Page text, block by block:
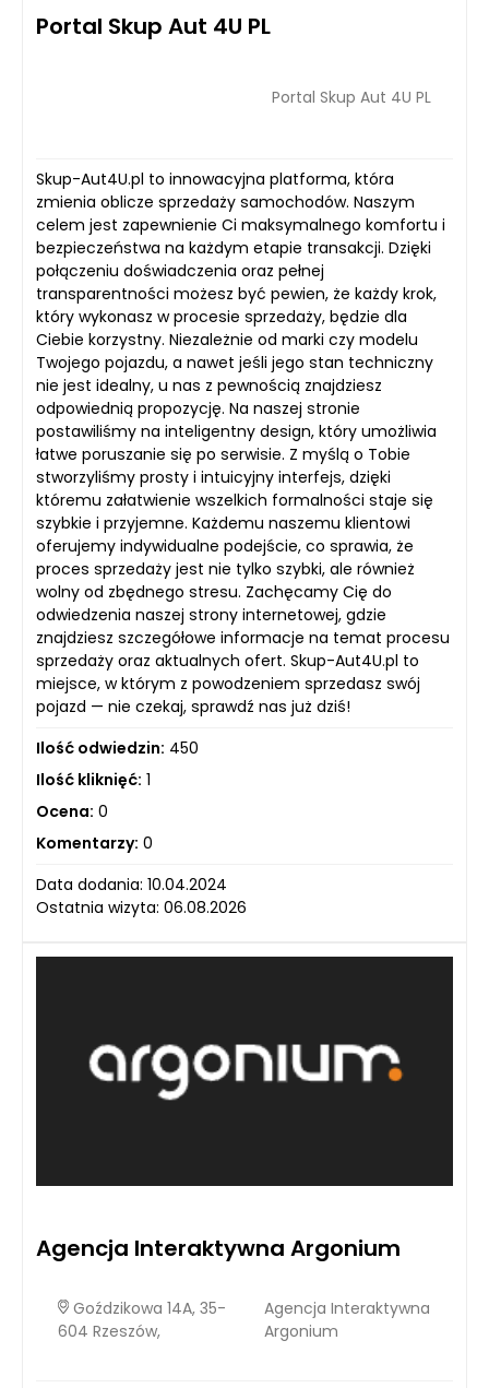
Portal Skup Aut 4U PL
Portal Skup Aut 4U PL
Skup-Aut4U.pl to innowacyjna platforma, która
zmienia oblicze sprzedaży samochodów. Naszym
celem jest zapewnienie Ci maksymalnego komfortu i
bezpieczeństwa na każdym etapie transakcji. Dzięki
połączeniu doświadczenia oraz pełnej
transparentności możesz być pewien, że każdy krok,
który wykonasz w procesie sprzedaży, będzie dla
Ciebie korzystny. Niezależnie od marki czy modelu
Twojego pojazdu, a nawet jeśli jego stan techniczny
nie jest idealny, u nas z pewnością znajdziesz
odpowiednią propozycję. Na naszej stronie
postawiliśmy na inteligentny design, który umożliwia
łatwe poruszanie się po serwisie. Z myślą o Tobie
stworzyliśmy prosty i intuicyjny interfejs, dzięki
któremu załatwienie wszelkich formalności staje się
szybkie i przyjemne. Każdemu naszemu klientowi
oferujemy indywidualne podejście, co sprawia, że
proces sprzedaży jest nie tylko szybki, ale również
wolny od zbędnego stresu. Zachęcamy Cię do
odwiedzenia naszej strony internetowej, gdzie
znajdziesz szczegółowe informacje na temat procesu
sprzedaży oraz aktualnych ofert. Skup-Aut4U.pl to
miejsce, w którym z powodzeniem sprzedasz swój
pojazd — nie czekaj, sprawdź nas już dziś!
Ilość odwiedzin: 450
Ilość kliknięć: 1
Ocena: 0
Komentarzy: 0
Data dodania: 10.04.2024
Ostatnia wizyta: 06.08.2026
Agencja Interaktywna Argonium
Goździkowa 14A, 35-
604 Rzeszów,
Agencja Interaktywna
Argonium